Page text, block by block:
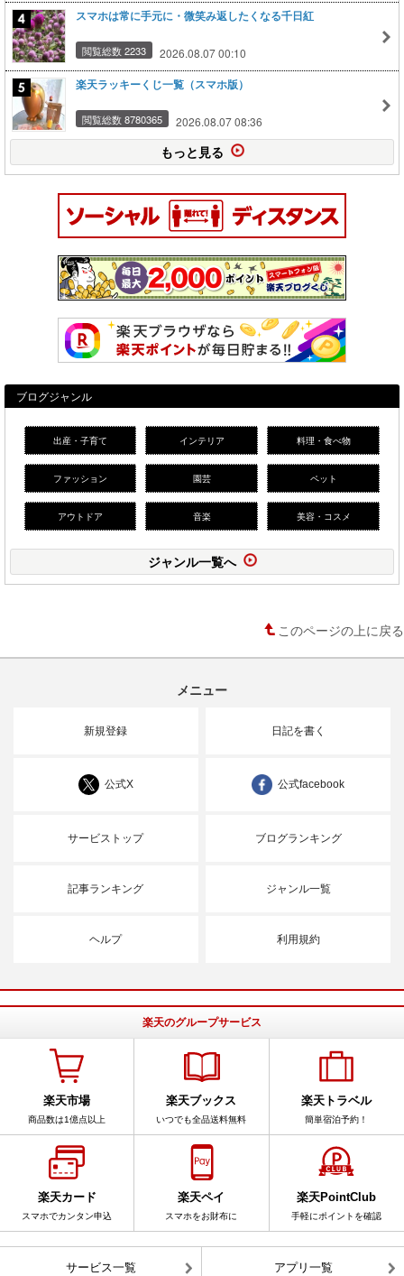
スマホは常に手元に・微笑み返したくなる千日紅
閲覧総数 2233 2026.08.07 00:10
楽天ラッキーくじ一覧（スマホ版）
閲覧総数 8780365 2026.08.07 08:36
もっと見る
ブログジャンル
出産・子育て インテリア 料理・食べ物
ファッション 園芸 ペット
アウトドア 音楽 美容・コスメ
ジャンル一覧へ
このページの上に戻る
メニュー
新規登録 日記を書く
公式X 公式facebook
サービストップ ブログランキング
記事ランキング ジャンル一覧
ヘルプ 利用規約
楽天のグループサービス
楽天市場
商品数は1億点以上
楽天ブックス
いつでも全品送料無料
楽天トラベル
簡単宿泊予約！
楽天カード
スマホでカンタン申込
楽天ペイ
スマホをお財布に
楽天PointClub
手軽にポイントを確認
サービス一覧 アプリ一覧